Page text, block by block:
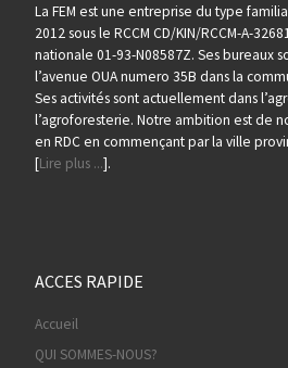
La FEM est une entreprise du type
2012 sous le RCCM CD/KIN/RCCM-A-
nationale 01-93-N08587Z. Ses bureaux
l’avenue OUA numero 35B dans la
Ses activités sont actuellement dans
l’agroforesterie. Notre ambition est de
en RDC en commençant par la ville
[Lire plus ...].
ACCES RAPIDE
Accueil
QUI SOMMES-NOUS?